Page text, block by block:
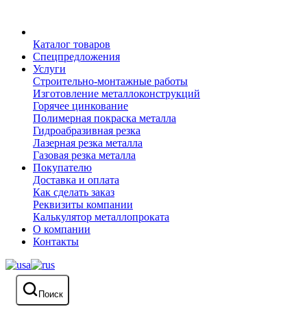
Каталог товаров
Спецпредложения
Услуги
Строительно-монтажные работы
Изготовление металлоконструкций
Горячее цинкование
Полимерная покраска металла
Гидроабразивная резка
Лазерная резка металла
Газовая резка металла
Покупателю
Доставка и оплата
Как сделать заказ
Реквизиты компании
Калькулятор металлопроката
О компании
Контакты
Поиск